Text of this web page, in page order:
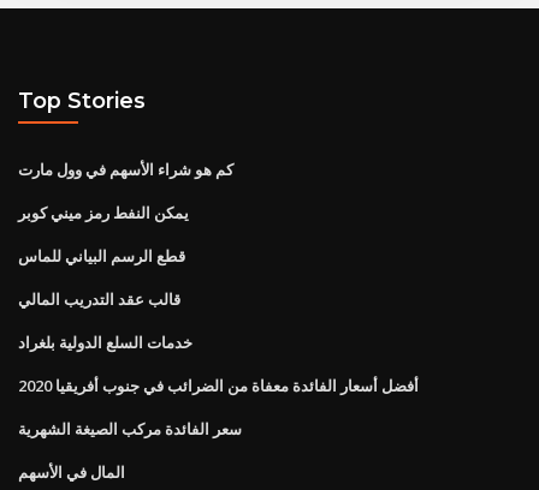
Top Stories
كم هو شراء الأسهم في وول مارت
يمكن النفط رمز ميني كوبر
قطع الرسم البياني للماس
قالب عقد التدريب المالي
خدمات السلع الدولية بلغراد
أفضل أسعار الفائدة معفاة من الضرائب في جنوب أفريقيا 2020
سعر الفائدة مركب الصيغة الشهرية
المال في الأسهم